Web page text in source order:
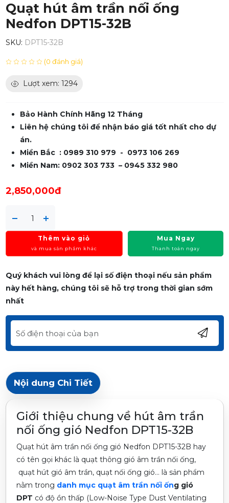
Quạt hút âm trần nối ống
Nedfon DPT15-32B
SKU: DPT15-32B
(0 đánh giá)
Lượt xem: 1294
Bảo Hành Chính Hãng 12 Tháng
Liên hệ chúng tôi để nhận báo giá tốt nhất cho dự
án.
Miền Bắc : 0989 310 979 - 0973 106 269
Miền Nam: 0902 303 733 – 0945 332 980
2,850,000đ
Thêm vào giỏ
và mua sản phẩm khác
Mua Ngay
Thanh toán ngay
Quý khách vui lòng để lại số điện thoại nếu sản phẩm
này hết hàng, chúng tôi sẽ hỗ trợ trong thời gian sớm
nhất
Nội dung Chi Tiết
Giới thiệu chung về hút âm trần
nối ống gió Nedfon DPT15-32B
Quạt hút âm trần nối ống gió Nedfon DPT15-32B hay
có tên gọi khác là quạt thông gió âm trần nối ống,
quạt hút gió âm trần, quạt nối ống gió… là sản phẩm
nằm trong danh mục quạt âm trần nối ống gió
DPT có độ ồn thấp (Low-Noise Type Dust Ventilating